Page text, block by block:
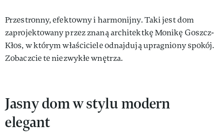
Przestronny, efektowny i harmonijny. Taki jest dom
zaprojektowany przez znaną architektkę Monikę Goszcz-
Kłos, w którym właściciele odnajdują upragniony spokój.
Zobaczcie te niezwykłe wnętrza.
Jasny dom w stylu modern
elegant